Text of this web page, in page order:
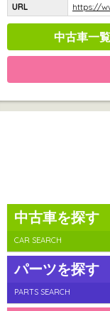
URL
https://
中古車一覧
中古車を探す
CAR SEARCH
パーツを探す
PARTS SEARCH